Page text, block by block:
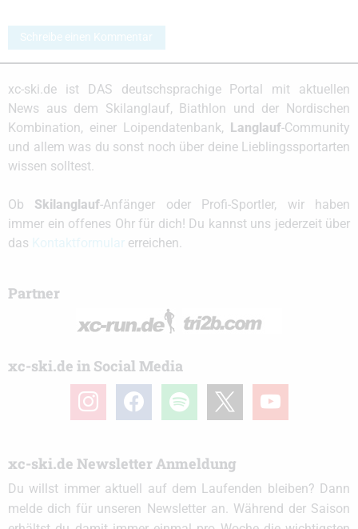
Schreibe einen Kommentar
xc-ski.de ist DAS deutschsprachige Portal mit aktuellen
News aus dem Skilanglauf, Biathlon und der Nordischen
Kombination, einer Loipendatenbank, Langlauf-Community
und allem was du sonst noch über deine Lieblingssportarten
wissen solltest.
Ob Skilanglauf-Anfänger oder Profi-Sportler, wir haben
immer ein offenes Ohr für dich! Du kannst uns jederzeit über
das
erreichen.
Partner
xc-ski.de in Social Media
instagramfacebook spotify youtube
xc-ski.de Newsletter Anmeldung
Du willst immer aktuell auf dem Laufenden bleiben? Dann
melde dich für unseren Newsletter an. Während der Saison